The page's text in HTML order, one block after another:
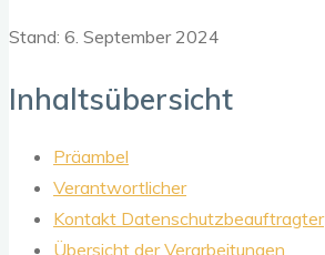
Stand: 6. September 2024
Inhaltsübersicht
Präambel
Verantwortlicher
Kontakt Datenschutzbeauftragter
Übersicht der Verarbeitungen